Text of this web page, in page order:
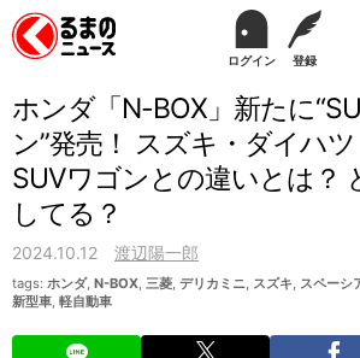
ログイン 登録
ホンダ「N-BOX」新たに
ン”発売！ スズキ・ダイハ
SUVワゴンとの違いとは？
してる？
2024.10.12 渡辺陽一郎
tags: ホンダ, N-BOX, 三菱, デリカミニ, スズキ, スペーシ
新型車, 軽自動車